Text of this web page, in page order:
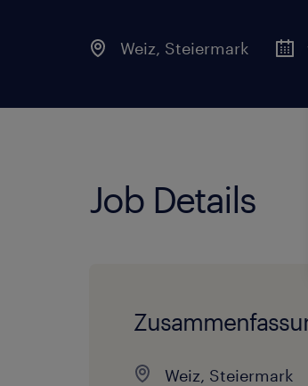
Weiz, Steiermark
Job Details
Weiz, Steiermark